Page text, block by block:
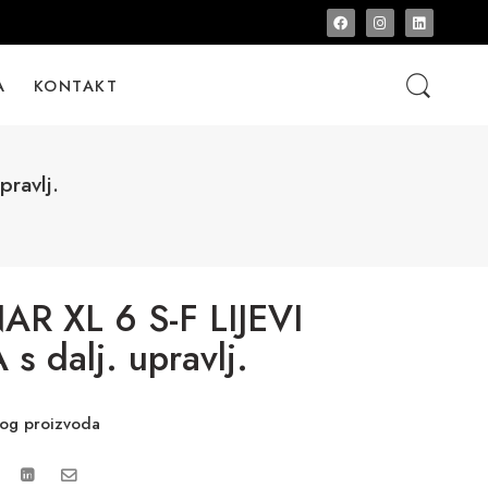
KONTAKT
XL 6 S-F LIJEVI
s dalj. upravlj.
proizvoda